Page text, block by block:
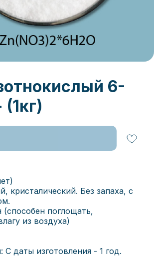
6-
кристалический. Без запаха, с
(способен поглощать,
из воздуха)
С даты изготовления - 1 год.